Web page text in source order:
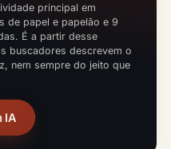
principal em
de papel e papelão e 9
É a partir desse
buscadores descrevem o
nem sempre do jeito que
IA